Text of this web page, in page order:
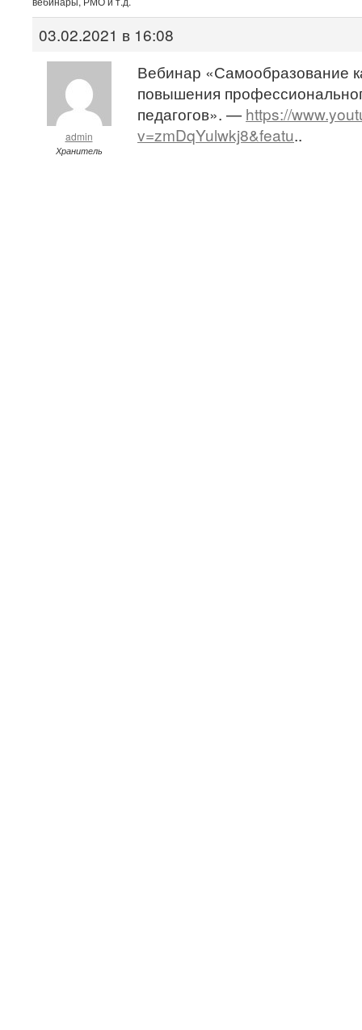
03.02.2021 в 16:08
admin
Хранитель
Вебинар «Самообразование
повышения
педагогов». — https://
v=zmDqYulwkj8&featu..